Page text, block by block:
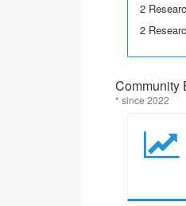
2
2
Community
* since 2022